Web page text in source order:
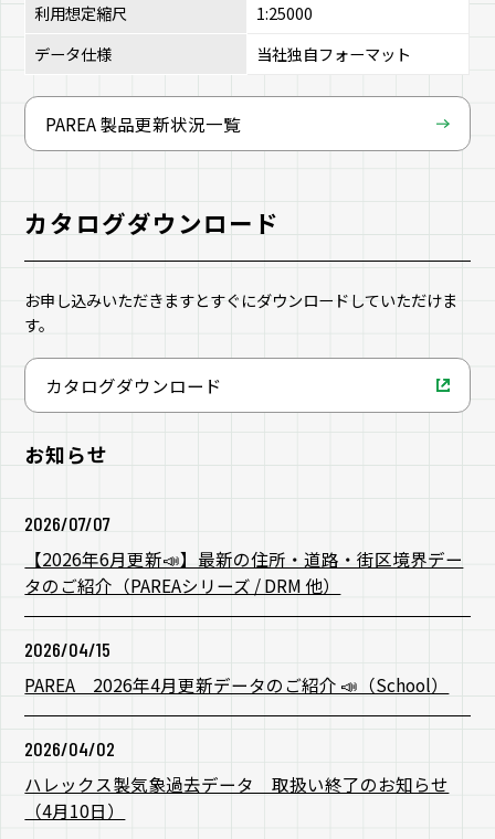
利用想定縮尺
1:25000
データ仕様
当社独自フォーマット
PAREA 製品更新状況一覧
カタログダウンロード
お申し込みいただきますとすぐにダウンロードしていただけま
す。
カタログダウンロード
お知らせ
2026/07/07
【2026年6月更新📣】最新の住所・道路・街区境界デー
タのご紹介（PAREAシリーズ / DRM 他）
2026/04/15
PAREA 2026年4月更新データのご紹介 📣（School）
2026/04/02
ハレックス製気象過去データ 取扱い終了のお知らせ
（4月10日）